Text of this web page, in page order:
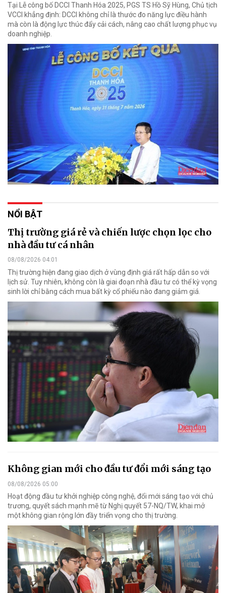
Tại Lễ công bố DCCI Thanh Hóa 2025, PGS TS Hồ Sỹ Hùng, Chủ tịch
VCCI khẳng định: DCCI không chỉ là thước đo năng lực điều hành
mà còn là động lực thúc đẩy cải cách, nâng cao chất lượng phục vụ
doanh nghiệp.
NỔI BẬT
Thị trường giá rẻ và chiến lược chọn lọc cho
nhà đầu tư cá nhân
08/08/2026 04:01
Thị trường hiện đang giao dịch ở vùng định giá rất hấp dẫn so với
lịch sử. Tuy nhiên, không còn là giai đoạn nhà đầu tư có thể kỳ vọng
sinh lời chỉ bằng cách mua bất kỳ cổ phiếu nào đang giảm giá.
Không gian mới cho đầu tư đổi mới sáng tạo
08/08/2026 05:00
Hoạt động đầu tư khởi nghiệp công nghệ, đổi mới sáng tạo với chủ
trương, quyết sách mạnh mẽ từ Nghị quyết 57-NQ/TW, khai mở
một không gian rộng lớn đầy triển vọng cho thị trường.